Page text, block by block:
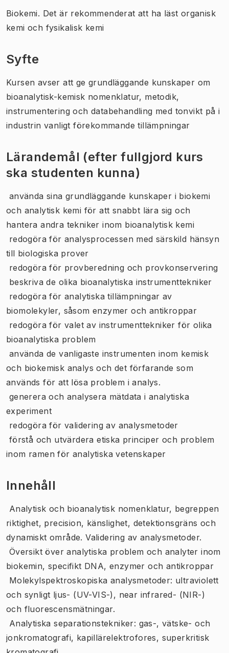
Biokemi. Det är rekommenderat att ha läst organisk
kemi och fysikalisk kemi
Syfte
Kursen avser att ge grundläggande kunskaper om
bioanalytisk-kemisk nomenklatur, metodik,
instrumentering och databehandling med tonvikt på i
industrin vanligt förekommande tillämpningar
Lärandemål (efter fullgjord kurs
ska studenten kunna)
 använda sina grundläggande kunskaper i biokemi
och analytisk kemi för att snabbt lära sig och
hantera andra tekniker inom bioanalytisk kemi
 redogöra för analysprocessen med särskild hänsyn
till biologiska prover
 redogöra för provberedning och provkonservering
 beskriva de olika bioanalytiska instrumenttekniker
 redogöra för analytiska tillämpningar av
biomolekyler, såsom enzymer och antikroppar
 redogöra för valet av instrumenttekniker för olika
bioanalytiska problem
 använda de vanligaste instrumenten inom kemisk
och biokemisk analys och det förfarande som
används för att lösa problem i analys.
 generera och analysera mätdata i analytiska
experiment
 redogöra för validering av analysmetoder
 förstå och utvärdera etiska principer och problem
inom ramen för analytiska vetenskaper
Innehåll
 Analytisk och bioanalytisk nomenklatur, begreppen
riktighet, precision, känslighet, detektionsgräns och
dynamiskt område. Validering av analysmetoder.
 Översikt över analytiska problem och analyter inom
biokemin, specifikt DNA, enzymer och antikroppar
 Molekylspektroskopiska analysmetoder: ultraviolett
och synligt ljus- (UV-VIS-), near infrared- (NIR-)
och fluorescensmätningar.
 Analytiska separationstekniker: gas-, vätske- och
jonkromatografi, kapillärelektrofores, superkritisk